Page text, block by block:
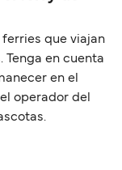
que viajan
Tenga en cuenta
en el
operador del